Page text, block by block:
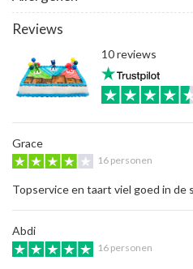
Reviews
10 reviews
Grace
16 personen
Topservice en taart viel goed in de
Abdi
16 personen